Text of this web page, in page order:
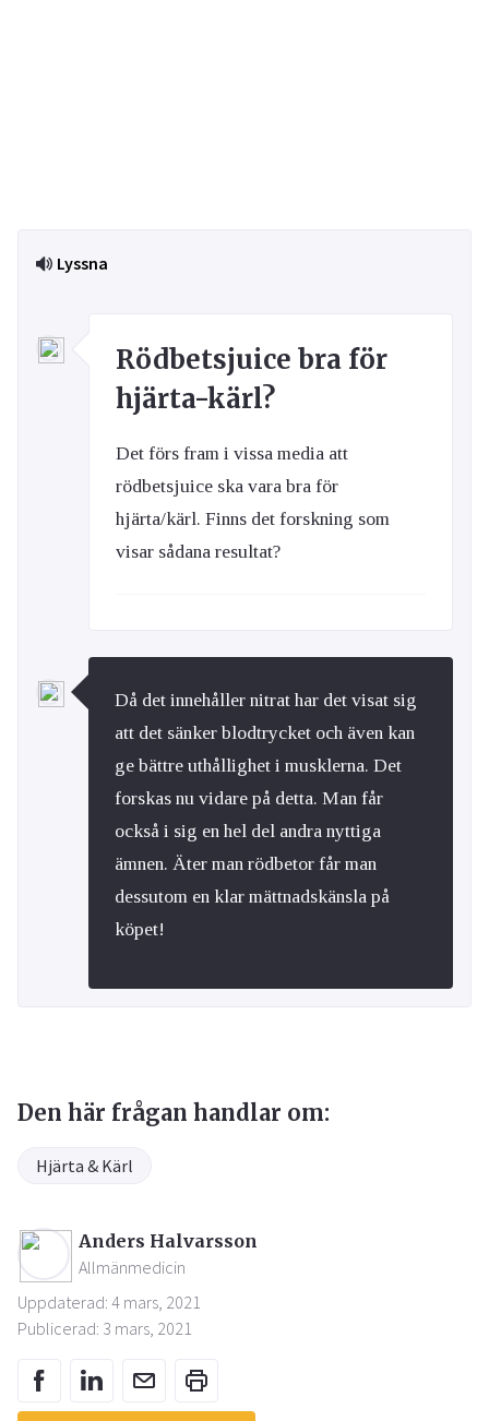
Lyssna
Rödbetsjuice bra för
hjärta-kärl?
Det förs fram i vissa media att
rödbetsjuice ska vara bra för
hjärta/kärl. Finns det forskning som
visar sådana resultat?
Då det innehåller nitrat har det visat sig
att det sänker blodtrycket och även kan
ge bättre uthållighet i musklerna. Det
forskas nu vidare på detta. Man får
också i sig en hel del andra nyttiga
ämnen. Äter man rödbetor får man
dessutom en klar mättnadskänsla på
köpet!
Den här frågan handlar om:
Hjärta & Kärl
Anders Halvarsson
Allmänmedicin
Uppdaterad: 4 mars, 2021
Publicerad: 3 mars, 2021